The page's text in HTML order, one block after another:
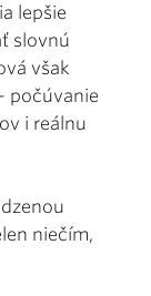
lepšie
slovnú
však
počúvanie
i reálnu
niečím,